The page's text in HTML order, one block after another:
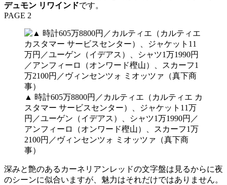
デュモン リワインドです。
PAGE 2
▲ 時計605万8800円／カルティエ（カルティエ カ
スタマー サービスセンター）、ジャケット11万
円／ユーゲン（イデアス）、シャツ1万1990円／
アンフィーロ（オンワード樫山）、スカーフ1万
2100円／ヴィンセンツォ ミオッツァ（真下商
事）
深みと艶のあるカーネリアンレッドの文字盤は見るからに夜
のシーンに似合いますが、魅力はそれだけではありません。